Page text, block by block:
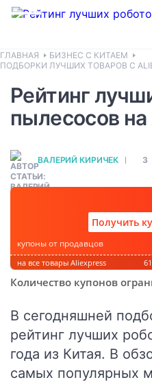
ГЛАВНАЯ
БИЗНЕС С КИТАЕМ
ПОДБОРКИ ЛУЧШИХ ТОВАРОВ С
Рейтинг
пылесосов
ВАЛЕРИЙ КИРИЧЕК 3
Получить
купоны от продавцов
на все товары Aliexpress
Количество купонов
В сегодняшней
рейтинг лучших
года из Китая. В
самых популярных